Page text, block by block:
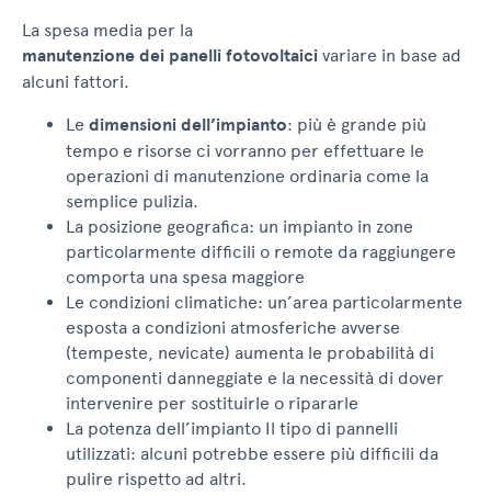
La spesa media per la
manutenzione dei panelli fotovoltaici variare in base ad
alcuni fattori.
Le dimensioni dell’impianto: più è grande più
tempo e risorse ci vorranno per effettuare le
operazioni di manutenzione ordinaria come la
semplice pulizia.
La posizione geografica: un impianto in zone
particolarmente difficili o remote da raggiungere
comporta una spesa maggiore
Le condizioni climatiche: un’area particolarmente
esposta a condizioni atmosferiche avverse
(tempeste, nevicate) aumenta le probabilità di
componenti danneggiate e la necessità di dover
intervenire per sostituirle o ripararle
La potenza dell’impianto Il tipo di pannelli
utilizzati: alcuni potrebbe essere più difficili da
pulire rispetto ad altri.